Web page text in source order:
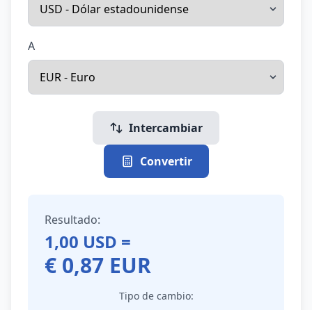
A
Intercambiar
Convertir
Resultado:
1,00 USD =
€ 0,87 EUR
Tipo de cambio: